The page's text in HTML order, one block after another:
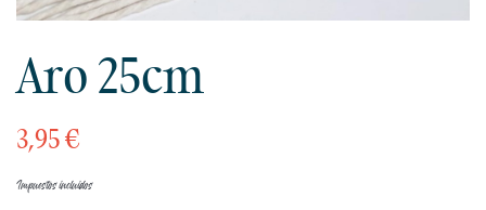
Aro 25cm
3,95 €
Impuestos incluidos